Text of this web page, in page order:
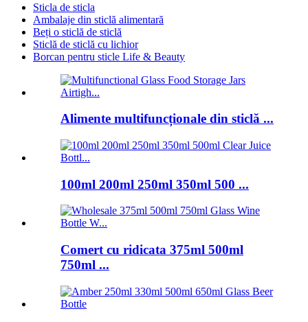
Sticla de sticla
Ambalaje din sticlă alimentară
Beți o sticlă de sticlă
Sticlă de sticlă cu lichior
Borcan pentru sticle Life & Beauty
Alimente multifuncționale din sticlă ...
100ml 200ml 250ml 350ml 500 ...
Comert cu ridicata 375ml 500ml
750ml ...